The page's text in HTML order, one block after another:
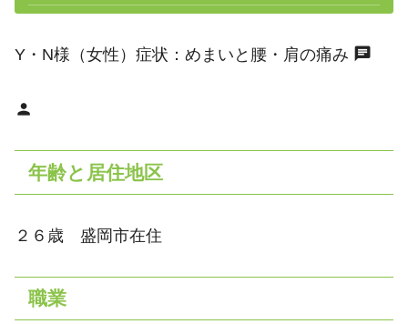
Y・N様（女性）症状：めまいと腰・肩の痛み chat
person
年齢と居住地区
２６歳 盛岡市在住
職業